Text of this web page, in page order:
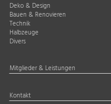
Deko & Design
Bauen & Renovieren
Technik
Halbzeuge
Divers
Mitglieder & Leistungen
Kontakt